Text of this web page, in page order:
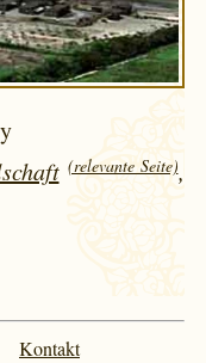
(relevante Seite),
Kontakt